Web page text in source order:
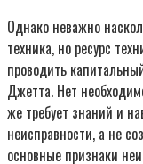
Однако неважно
техника, но ресурс
проводить
Джетта. Нет
же требует знаний и
неисправности, а не
основные признаки